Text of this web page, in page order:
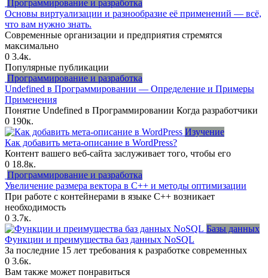
Программирование и разработка
Основы виртуализации и разнообразие её применений — всё,
что вам нужно знать.
Современные организации и предприятия стремятся
максимально
0 3.4к.
Популярные публикации
Программирование и разработка
Undefined в Программировании — Определение и Примеры
Применения
Понятие Undefined в Программировании Когда разработчики
0 190к.
Изучение
Как добавить мета-описание в WordPress?
Контент вашего веб-сайта заслуживает того, чтобы его
0 18.8к.
Программирование и разработка
Увеличение размера вектора в C++ и методы оптимизации
При работе с контейнерами в языке C++ возникает
необходимость
0 3.7к.
Базы данных
Функции и преимущества баз данных NoSQL
За последние 15 лет требования к разработке современных
0 3.6к.
Вам также может понравиться